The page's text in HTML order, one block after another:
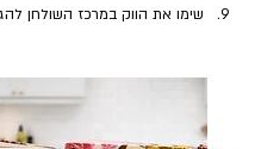
שימו את הווק במרכז השולחן